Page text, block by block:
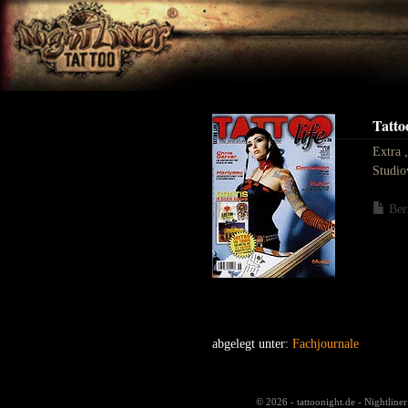
Extra
abgelegt unter: Fachjournale
© 2026 - tattoonight.de - Nightliner